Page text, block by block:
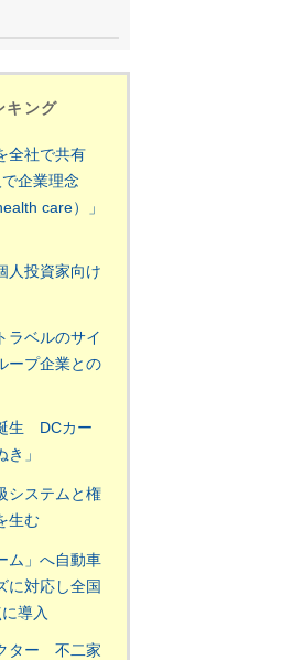
キング
全社で共有
企業理念
care）」
人投資家向け
ラベルのサイ
ープ企業との
生 DCカー
き」
システムと権
生む
ム」へ自動車
に対応し全国
導入
ター 不二家